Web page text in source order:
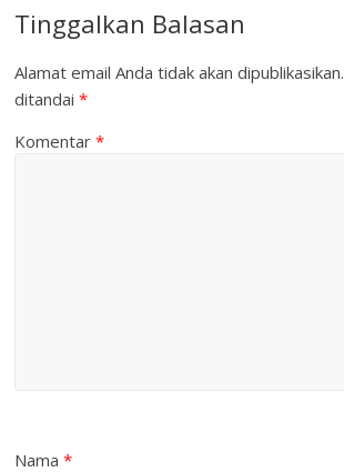
Tinggalkan Balasan
Alamat email Anda tidak akan dipublikasikan.
ditandai*
Komentar*
Nama*